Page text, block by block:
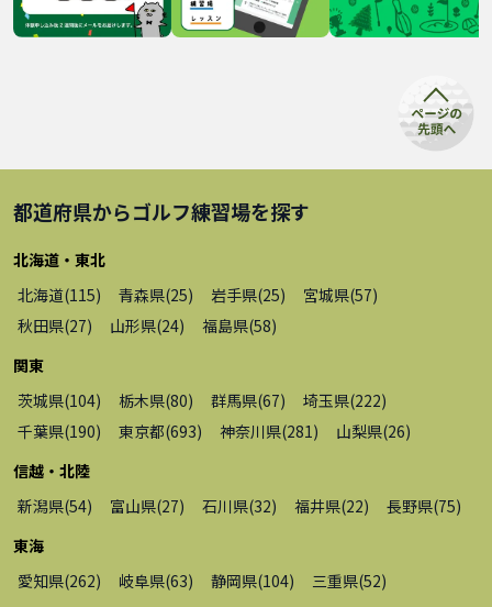
都道府県からゴルフ練習場を探す
北海道・東北
北海道(115) 青森県(25) 岩手県(25) 宮城県(57)
秋田県(27) 山形県(24) 福島県(58)
関東
茨城県(104) 栃木県(80) 群馬県(67) 埼玉県(222)
千葉県(190) 東京都(693) 神奈川県(281 ) 山梨県(26)
信越・北陸
新潟県(54) 富山県(27) 石川県(32) 福井県(22) 長野県(75)
東海
愛知県(262) 岐阜県(63) 静岡県(104) 三重県(52)